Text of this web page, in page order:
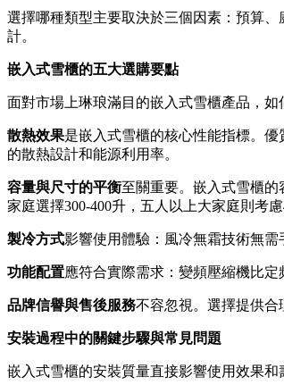
選擇哪種類型主要取決於三個因素：預算
計。
嵌入式雪櫃的五大選購要點
面對市場上琳琅滿目的嵌入式雪櫃產品，
散熱效果是嵌入式雪櫃的核心性能指標。
的散熱設計和能源利用率。
容量與尺寸的平衡至關重要。嵌入式雪櫃的
家庭選擇300-400升，五人以上大家庭則考慮
製冷方式影響使用體驗：風冷無霜技術無
功能配置應符合實際需求：變頻壓縮機比
品牌信譽與售後服務不容忽視。選擇提供合
安裝過程中的關鍵步驟與常見問題
嵌入式雪櫃的安裝質量直接影響使用效果和